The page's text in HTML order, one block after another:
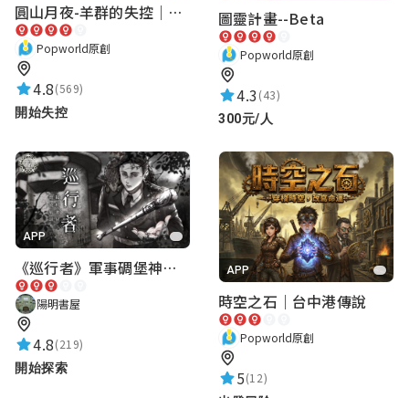
黃丞宇
2026-06-26 15:06:16
★★★★★
王劭帆
2026-06-26 14:53:55 ★★★★★
很棒
茹冠源
★★★★★
圓山月夜-羊群的失控｜圓山飯店 ARG實境解謎遊戲
Popworld原創
4.8(569)
開始失控
圖靈計畫--Beta
Popworld原創
4.3(43)
300元/人
APP
《巡行者》軍事碉堡神秘探索｜陽明書屋實境遊戲
陽明書屋
4.8(219)
開始探索
APP
時空之石｜台中港傳說
Popworld原創
5(12)